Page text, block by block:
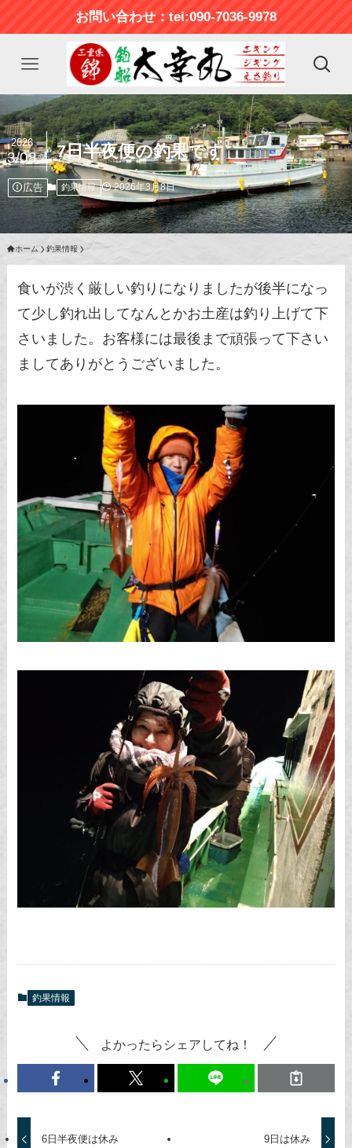
お問い合わせ：tei:090-7036-9978
7日半夜便の釣果です
2026
3/08
広告 釣果情報 2026年3月8日
ホーム 釣果情報
食いが渋く厳しい釣りになりましたが後半になっ
て少し釣れ出してなんとかお土産は釣り上げて下
さいました。お客様には最後まで頑張って下さい
ましてありがとうございました。
釣果情報
よかったらシェアしてね！
6日半夜便は休み 9日は休み